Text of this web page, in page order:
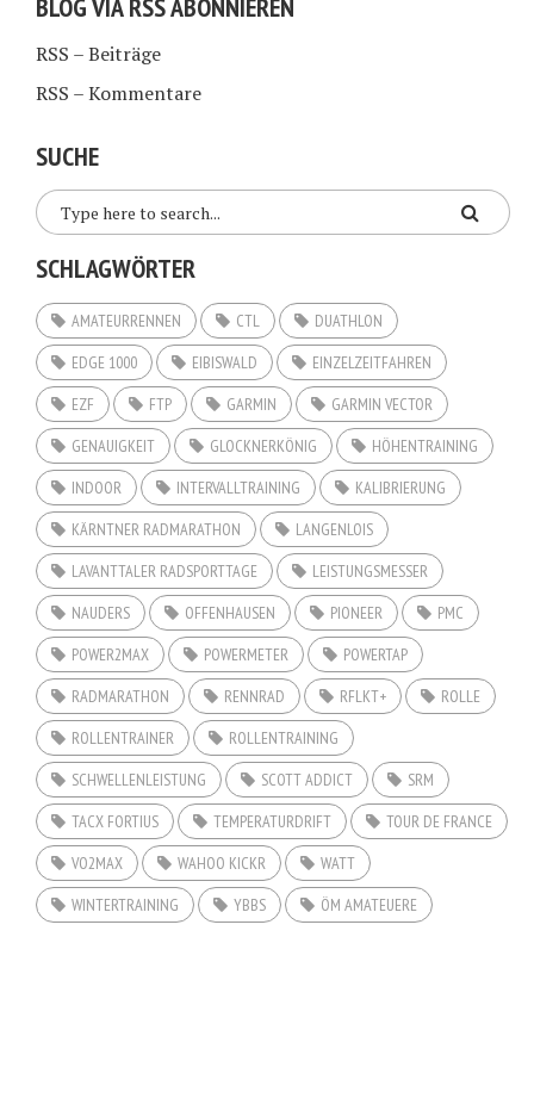
RSS – Beiträge
RSS – Kommentare
SUCHE
SCHLAGWÖRTER
AMATEURRENNEN CTL
DUATHLON
EDGE 1000
EIBISWALD
EINZELZEITFAHREN
EZF
FTP GARMIN
GARMIN VECTOR
GENAUIGKEIT
GLOCKNERKÖNIG
HÖHENTRAINING
INDOOR
INTERVALLTRAINING
KALIBRIERUNG
KÄRNTNER RADMARATHON
LANGENLOIS
LAVANTTALER RADSPORTTAGE
LEISTUNGSMESSER
NAUDERS
OFFENHAUSEN PIONEER
PMC
POWER2MAX
POWERMETER
POWERTAP
RADMARATHON
RENNRAD RFLKT+
ROLLE
ROLLENTRAINER
ROLLENTRAINING
SCHWELLENLEISTUNG
SCOTT ADDICT
SRM
TACX FORTIUS
TEMPERATURDRIFT
TOUR DE FRANCE
VO2MAX
WAHOO KICKR
WATT
WINTERTRAINING
YBBS ÖM AMATEUERE